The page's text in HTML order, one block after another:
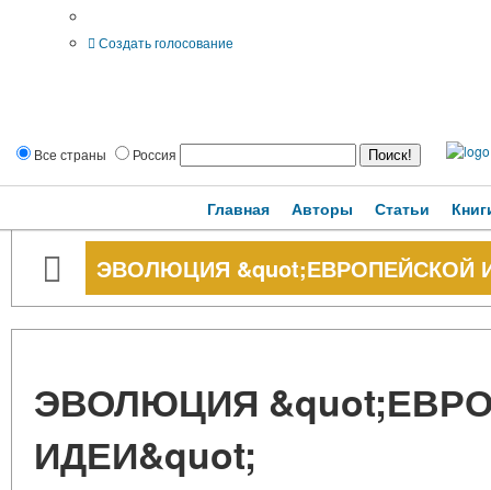
Создать голосование
Все страны Россия
Главная Авторы Статьи
ЭВОЛЮЦИЯ &quot;ЕВРОПЕЙСКОЙ
ЭВОЛЮЦИЯ
ИДЕИ&quot;